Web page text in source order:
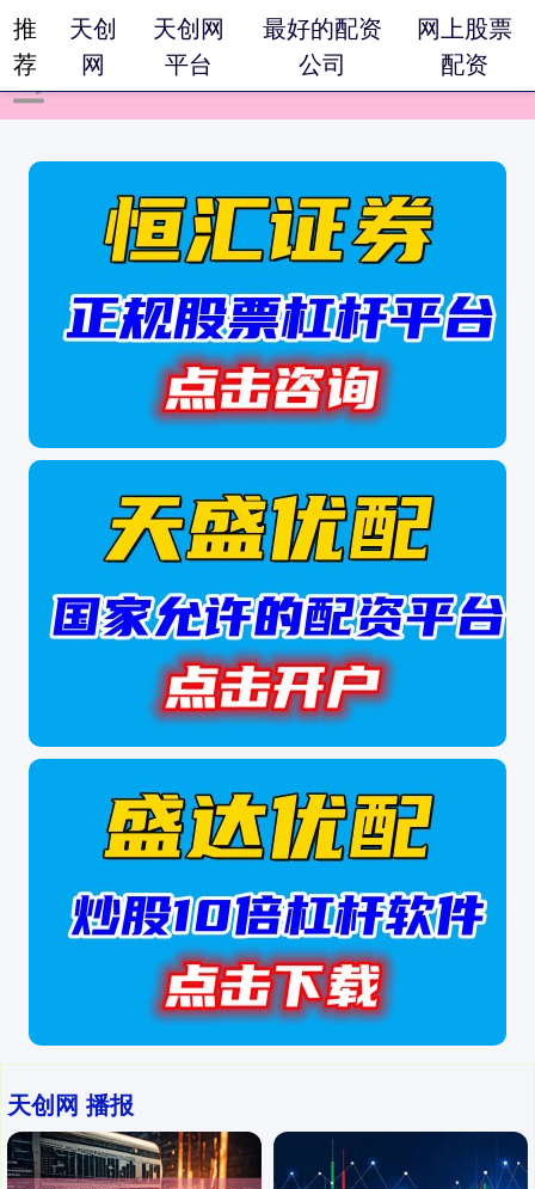
天创网 播报
推
荐
天创
网
天创网
平台
最好的配资
公司
网上股票
配资